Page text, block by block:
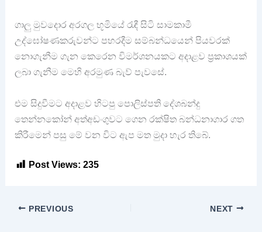
‍ගාලු මුවදොර අරගල භූමියේ රැඳී සිටි සාමකාමී
උද්ඝෝෂණකරුවන්ට පහරදීම සම්බන්ධයෙන් පියවරක්
නොගැනීම ගැන කෙරෙන විමර්ශනයකට අදාළව ප්‍රකාශයක්
ලබා ගැනීම මෙහි අරමුණ බැව් පැවසේ.
එම සිදුවීමට අදාළව හිටපු පොලිස්පති දේශබන්දු
තෙන්නකෝන් අත්අඩංගුවට ගෙන රක්ෂිත බන්ධනාගාර ගත
කිරීමෙන් පසු මේ වන විට ඇප මත මුදා හැර තිබේ.
Post Views: 235
PREVIOUS NEXT